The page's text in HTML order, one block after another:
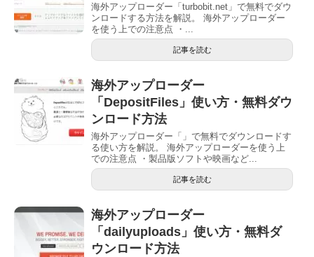
海外アップローダー「turbobit.net」で無料でダウ
ンロードする方法を解説。 海外アップローダー
を使う上での注意点 ・...
記事を読む
海外アップローダー
「DepositFiles」使い方・無料ダウ
ンロード方法
海外アップローダー「」で無料でダウンロードす
る使い方を解説。 海外アップローダーを使う上
での注意点 ・製品版ソフトや映画など...
記事を読む
海外アップローダー
「dailyuploads」使い方・無料ダ
ウンロード方法